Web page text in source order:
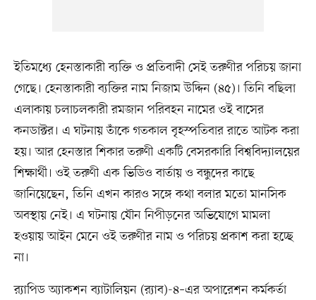
ইতিমধ্যে হেনস্তাকারী ব্যক্তি ও প্রতিবাদী সেই তরুণীর পরিচয় জানা
গেছে। হেনস্তাকারী ব্যক্তির নাম নিজাম উদ্দিন (৪৫)। তিনি বছিলা
এলাকায় চলাচলকারী রমজান পরিবহন নামের ওই বাসের
কনডাক্টর। এ ঘটনায় তাঁকে গতকাল বৃহস্পতিবার রাতে আটক করা
হয়। আর হেনস্তার শিকার তরুণী একটি বেসরকারি বিশ্ববিদ্যালয়ের
শিক্ষার্থী। ওই তরুণী এক ভিডিও বার্তায় ও বন্ধুদের কাছে
জানিয়েছেন, তিনি এখন কারও সঙ্গে কথা বলার মতো মানসিক
অবস্থায় নেই। এ ঘটনায় যৌন নিপীড়নের অভিযোগে মামলা
হওয়ায় আইন মেনে ওই তরুণীর নাম ও পরিচয় প্রকাশ করা হচ্ছে
না।
র‌্যাপিড অ্যাকশন ব্যাটালিয়ন (র‌্যাব)-৪–এর অপারেশন কর্মকর্তা